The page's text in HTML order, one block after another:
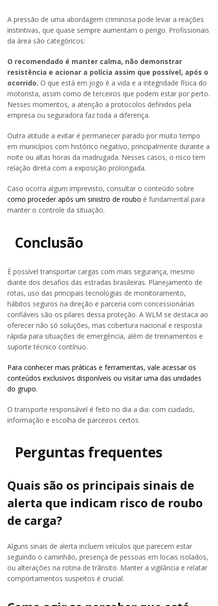
A pressão de uma abordagem criminosa pode levar a reações
instintivas, que quase sempre aumentam o perigo. Profissionais
da área são categóricos:
O recomendado é manter calma, não demonstrar
resistência e acionar a polícia assim que possível, após o
ocorrido. O que está em jogo é a vida e a integridade física do
motorista, assim como de terceiros que podem estar por perto.
Nesses momentos, a atenção a protocolos definidos pela
empresa ou seguradora faz toda a diferença.
Outra atitude a evitar é permanecer parado por muito tempo
em municípios com histórico negativo, principalmente durante a
noite ou altas horas da madrugada. Nesses casos, o risco tem
relação direta com a exposição prolongada.
Caso ocorra algum imprevisto, consultar o conteúdo sobre
como proceder após um sinistro de roubo é fundamental para
manter o controle da situação.
Conclusão
É possível transportar cargas com mais segurança, mesmo
diante dos desafios das estradas brasileiras. Planejamento de
rotas, uso das principais tecnologias de monitoramento,
hábitos seguros na direção e parceria com concessionárias
confiáveis são os pilares dessa proteção. A WLM se destaca ao
oferecer não só soluções, mas cobertura nacional e resposta
rápida para situações de emergência, além de treinamentos e
suporte técnico contínuo.
Para conhecer mais práticas e ferramentas, vale acessar os
conteúdos exclusivos disponíveis ou visitar uma das unidades
do grupo.
O transporte responsável é feito no dia a dia: com cuidado,
informação e escolha de parceiros certos.
Perguntas frequentes
Quais são os principais sinais de
alerta que indicam risco de roubo
de carga?
Alguns sinais de alerta incluem veículos que parecem estar
seguindo o caminhão, presença de pessoas em locais isolados,
ou alterações na rotina de trânsito. Manter a vigilância e relatar
comportamentos suspeitos é crucial.